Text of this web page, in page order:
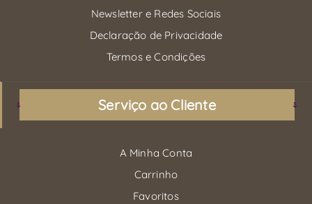
Newsletter e Redes Sociais
Declaração de Privacidade
Termos e Condições
Serviço ao Cliente
A Minha Conta
Carrinho
Favoritos